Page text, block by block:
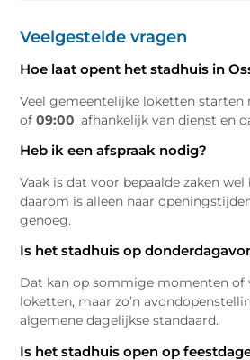
Veelgestelde vragen
Hoe laat opent het stadhuis in
Veel gemeentelijke loketten
of09:00, afhankelijk van dienst en
Heb ik een afspraak nodig?
Vaak is dat voor bepaalde zaken
daarom is alleen naar
genoeg.
Is het stadhuis op
Dat kan op sommige momenten of
loketten, maar zo’n
algemene dagelijkse standaard.
Is het stadhuis open op